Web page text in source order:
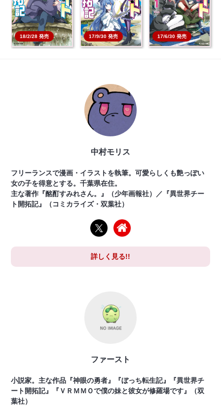
18/2/28 発売
本を買う
17/9/30 発売
本を買う
17/6/30 発売
本を買う
中村モリス
フリーランスで漫画・イラストを執筆。可愛らしくも艶っぽい
女の子を得意とする。千葉県在住。
主な著作『酩酊すみれさん。』（少年画報社）／『異世界チー
ト開拓記』（コミカライズ・双葉社）
詳しく見る!!
ファースト
小説家。主な作品『神眼の勇者』『ぼっち転生記』『異世界チ
ート開拓記』『ＶＲＭＭＯで僕の妹と彼女が修羅場です』（双
葉社）